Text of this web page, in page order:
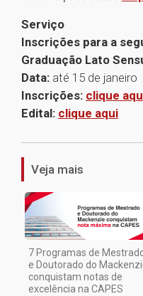
Serviço
Inscrições para a
Graduação Lato
Data: até 15 de janeiro
Inscrições: clique
Edital: clique aqui
Veja mais
7 Programas de
e Doutorado do
conquistam notas de
excelência na CAPES